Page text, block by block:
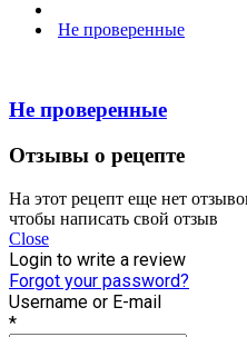
Не проверенные
Не проверенные
Отзывы о рецепте
На этот рецепт еще нет
чтобы написать свой отзыв
Close
Login to write a review
Forgot your password?
Username or E-mail
*